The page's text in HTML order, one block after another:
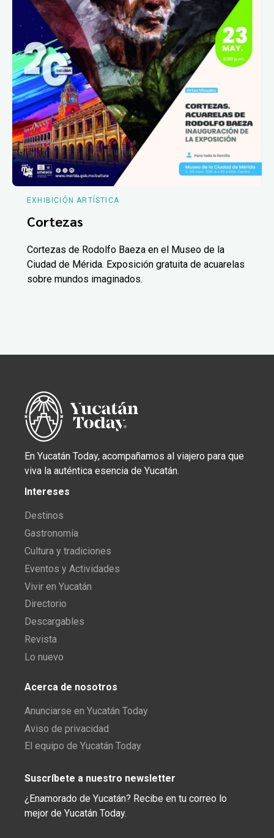
EXHIBICIÓN ARTÍSTICA
Cortezas
Cortezas de Rodolfo Baeza en el Museo de la
Ciudad de Mérida. Exposición gratuita de acuarelas
sobre mundos imaginados.
En Yucatán Today, acompañamos al viajero para que
viva la auténtica esencia de Yucatán.
Intereses
Destinos
Gastronomía
Cultura y tradiciones
Eventos y Actividades
Vivir en Yucatán
Directorio
Descargables
Revista
Lo nuevo
Acerca de nosotros
Anunciarse en Yucatán Today
Aviso de privacidad
El equipo de Yucatán Today
Suscríbete a nuestro newsletter
¿Enamorado de Yucatán? Recibe en tu correo lo
mejor de Yucatán Today.